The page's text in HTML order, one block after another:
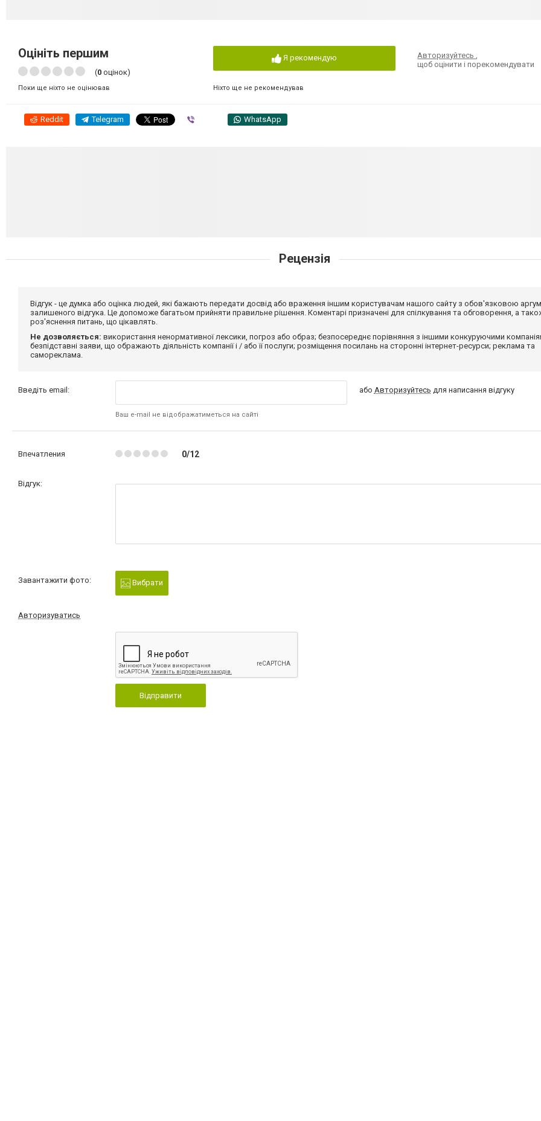
Оцініть першим
(0 оцінок)
Поки ще ніхто не оцінював
Я рекомендую
Ніхто ще не рекомендував
Авторизуйтесь,
щоб оцінити і порекомендувати
Reddit Telegram WhatsApp
Рецензія
Відгук - це думка або оцінка людей, які бажають передати досвід або враження іншим користувачам нашого сайту з обов'язковою
залишеного відгука. Це допоможе багатьом прийняти правильне рішення. Коментарі призначені для спілкування та обговорення, а
роз'яснення питань, що цікавлять.
Не дозволяється: використання ненормативної лексики, погроз або образ; безпосереднє порівняння з іншими конкуруючими
безпідставні заяви, що ображають діяльність компанії і / або її послуги; розміщення посилань на сторонні інтернет-ресурси; реклама та
самореклама.
Введіть email:
Ваш e-mail не відображатиметься на сайті
або Авторизуйтесь для написання відгуку
Впечатления 0/12
Відгук:
Завантажити фото: Вибрати
Авторизуватись
Відправити